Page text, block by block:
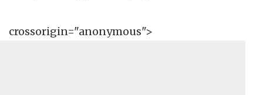
crossorigin="anonymous">